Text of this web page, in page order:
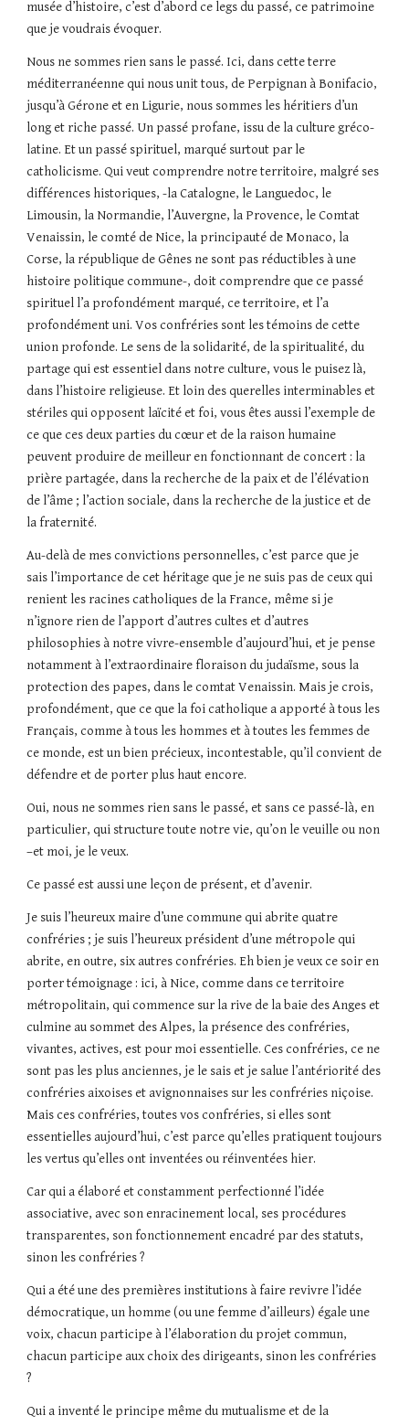
musée d’histoire, c’est d’abord ce legs du passé, ce patrimoine
que je voudrais évoquer.
Nous ne sommes rien sans le passé. Ici, dans cette terre
méditerranéenne qui nous unit tous, de Perpignan à Bonifacio,
jusqu’à Gérone et en Ligurie, nous sommes les héritiers d’un
long et riche passé. Un passé profane, issu de la culture gréco-
latine. Et un passé spirituel, marqué surtout par le
catholicisme. Qui veut comprendre notre territoire, malgré ses
différences historiques, -la Catalogne, le Languedoc, le
Limousin, la Normandie, l’Auvergne, la Provence, le Comtat
Venaissin, le comté de Nice, la principauté de Monaco, la
Corse, la république de Gênes ne sont pas réductibles à une
histoire politique commune-, doit comprendre que ce passé
spirituel l’a profondément marqué, ce territoire, et l’a
profondément uni. Vos confréries sont les témoins de cette
union profonde. Le sens de la solidarité, de la spiritualité, du
partage qui est essentiel dans notre culture, vous le puisez là,
dans l’histoire religieuse. Et loin des querelles interminables et
stériles qui opposent laïcité et foi, vous êtes aussi l’exemple de
ce que ces deux parties du cœur et de la raison humaine
peuvent produire de meilleur en fonctionnant de concert : la
prière partagée, dans la recherche de la paix et de l’élévation
de l’âme ; l’action sociale, dans la recherche de la justice et de
la fraternité.
Au-delà de mes convictions personnelles, c’est parce que je
sais l’importance de cet héritage que je ne suis pas de ceux qui
renient les racines catholiques de la France, même si je
n’ignore rien de l’apport d’autres cultes et d’autres
philosophies à notre vivre-ensemble d’aujourd’hui, et je pense
notamment à l’extraordinaire floraison du judaïsme, sous la
protection des papes, dans le comtat Venaissin. Mais je crois,
profondément, que ce que la foi catholique a apporté à tous les
Français, comme à tous les hommes et à toutes les femmes de
ce monde, est un bien précieux, incontestable, qu’il convient de
défendre et de porter plus haut encore.
Oui, nous ne sommes rien sans le passé, et sans ce passé-là, en
particulier, qui structure toute notre vie, qu’on le veuille ou non
–et moi, je le veux.
Ce passé est aussi une leçon de présent, et d’avenir.
Je suis l’heureux maire d’une commune qui abrite quatre
confréries ; je suis l’heureux président d’une métropole qui
abrite, en outre, six autres confréries. Eh bien je veux ce soir en
porter témoignage : ici, à Nice, comme dans ce territoire
métropolitain, qui commence sur la rive de la baie des Anges et
culmine au sommet des Alpes, la présence des confréries,
vivantes, actives, est pour moi essentielle. Ces confréries, ce ne
sont pas les plus anciennes, je le sais et je salue l’antériorité des
confréries aixoises et avignonnaises sur les confréries niçoise.
Mais ces confréries, toutes vos confréries, si elles sont
essentielles aujourd’hui, c’est parce qu’elles pratiquent toujours
les vertus qu’elles ont inventées ou réinventées hier.
Car qui a élaboré et constamment perfectionné l’idée
associative, avec son enracinement local, ses procédures
transparentes, son fonctionnement encadré par des statuts,
sinon les confréries ?
Qui a été une des premières institutions à faire revivre l’idée
démocratique, un homme (ou une femme d’ailleurs) égale une
voix, chacun participe à l’élaboration du projet commun,
chacun participe aux choix des dirigeants, sinon les confréries
?
Qui a inventé le principe même du mutualisme et de la